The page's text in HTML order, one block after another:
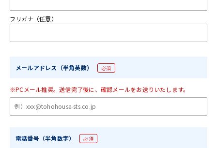
フリガナ（任意）
メールアドレス（半角英数） 必須
※PCメール推奨。送信完了後に、確認メールをお送りいたします。
電話番号（半角数字） 必須